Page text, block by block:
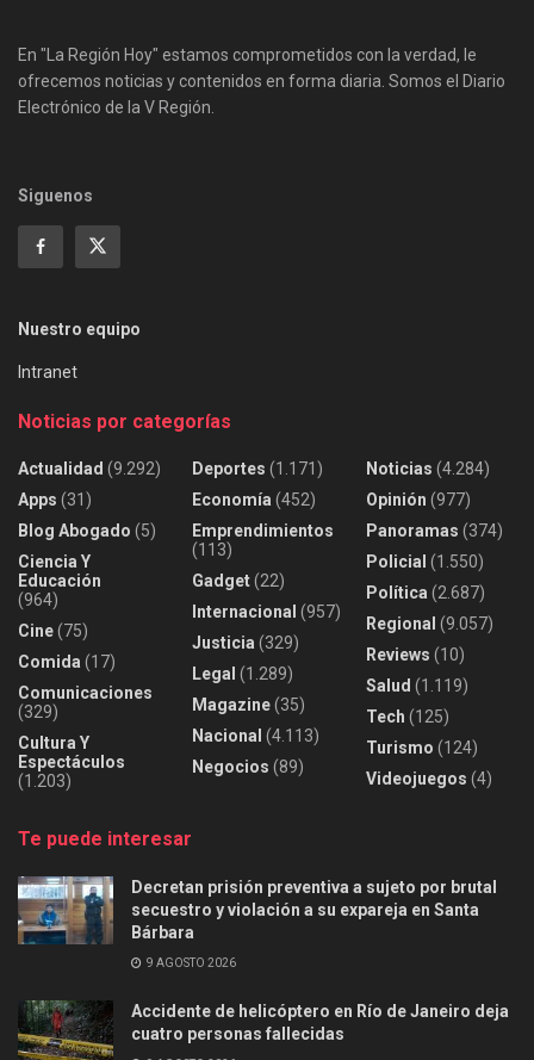
En "La Región Hoy" estamos comprometidos con la verdad, le
ofrecemos noticias y contenidos en forma diaria. Somos el Diario
Electrónico de la V Región.
Siguenos
Nuestro equipo
Intranet
Noticias por categorías
Actualidad (9.292)
Apps (31)
Blog Abogado (5)
Ciencia Y
Educación
(964)
Cine(75)
Comida (17)
Comunicaciones
(329)
Cultura Y
Espectáculos
(1.203)
Deportes (1.171)
Economía (452)
Emprendimientos
(113)
Gadget(22)
Internacional (957)
Justicia (329)
Legal (1.289)
Magazine(35)
Nacional (4.113)
Negocios (89)
Noticias (4.284)
Opinión (977)
Panoramas (374)
Policial (1.550)
Política (2.687)
Regional (9.057)
Reviews (10)
Salud (1.119)
Tech (125)
Turismo (124)
Videojuegos (4)
Te puede interesar
Decretan prisión preventiva a sujeto por brutal
secuestro y violación a su expareja en Santa
Bárbara
9 AGOSTO 2026
Accidente de helicóptero en Río de Janeiro deja
cuatro personas fallecidas